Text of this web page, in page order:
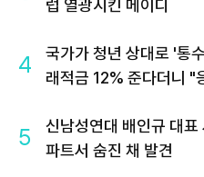
럽 열광시킨 메이디
4
국가가 청년 상대로 '통
래적금 12% 준다더니 "
5
신남성연대 배인규 대
파트서 숨진 채 발견